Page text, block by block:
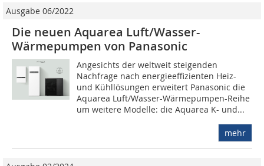
Ausgabe 06/2022
Die neuen Aquarea Luft/Wasser-
Wärmepumpen von Panasonic
Angesichts der weltweit steigenden
Nachfrage nach energieeffizienten Heiz-
und Kühllösungen erweitert Panasonic die
Aquarea Luft/Wasser-Wärmepumpen-Reihe
um weitere Modelle: die Aquarea K- und...
mehr